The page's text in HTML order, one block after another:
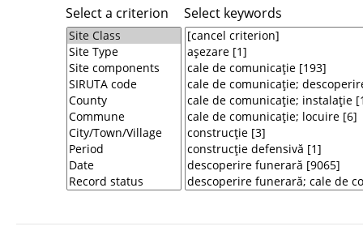
Select a criterion Select keywords